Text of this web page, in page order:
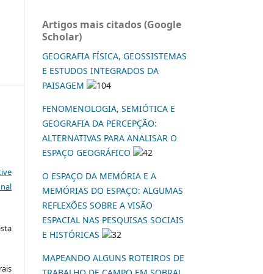
Artigos mais citados (Google
Scholar)
GEOGRAFIA FÍSICA, GEOSSISTEMAS
E ESTUDOS INTEGRADOS DA
PAISAGEM
104
FENOMENOLOGIA, SEMIÓTICA E
GEOGRAFIA DA PERCEPÇÃO:
ALTERNATIVAS PARA ANALISAR O
ESPAÇO GEOGRÁFICO
42
O ESPAÇO DA MEMÓRIA E A
MEMÓRIAS DO ESPAÇO: ALGUMAS
REFLEXÕES SOBRE A VISÃO
ESPACIAL NAS PESQUISAS SOCIAIS
E HISTÓRICAS
32
MAPEANDO ALGUNS ROTEIROS DE